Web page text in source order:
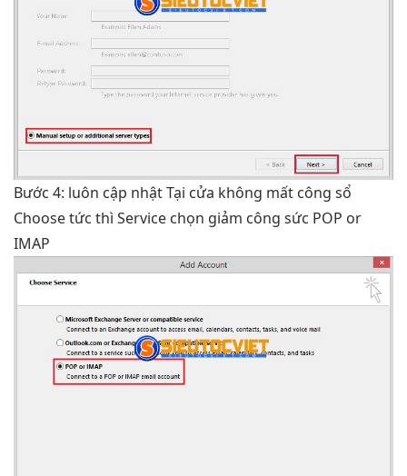
Bước 4: luôn cập nhậtTại cửa không mất công sổ
Choosetức thì Service chọn giảm công sức POP or
IMAP